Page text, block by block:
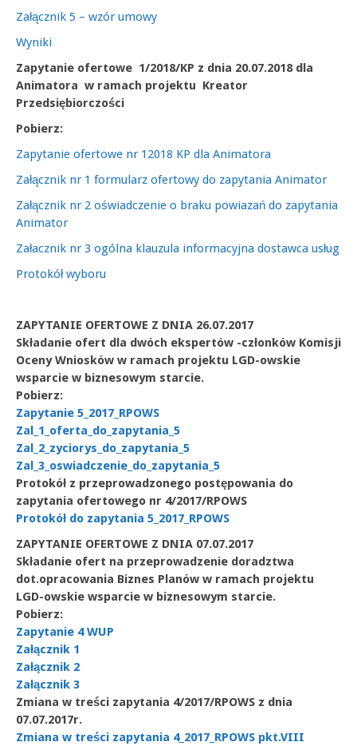
Załącznik 5 – wzór umowy
Wyniki
Zapytanie ofertowe 1/2018/KP z dnia 20.07.2018 dla
Animatora w ramach projektu Kreator
Przedsiębiorczości
Pobierz:
Zapytanie ofertowe nr 12018 KP dla Animatora
Załącznik nr 1 formularz ofertowy do zapytania Animator
Załącznik nr 2 oświadczenie o braku powiazań do zapytania
Animator
Załacznik nr 3 ogólna klauzula informacyjna dostawca usług
Protokół wyboru
ZAPYTANIE OFERTOWE Z DNIA 26.07.2017
Składanie ofert dla dwóch ekspertów -członków Komisji
Oceny Wniosków w ramach projektu LGD-owskie
wsparcie w biznesowym starcie.
Pobierz:
Zapytanie 5_2017_RPOWS
Zal_1_oferta_do_zapytania_5
Zal_2_zyciorys_do_zapytania_5
Zal_3_oswiadczenie_do_zapytania_5
Protokół z przeprowadzonego postępowania do
zapytania ofertowego nr 4/2017/RPOWS
Protokół do zapytania 5_2017_RPOWS
ZAPYTANIE OFERTOWE Z DNIA 07.07.2017
Składanie ofert na przeprowadzenie doradztwa
dot.opracowania Biznes Planów w ramach projektu
LGD-owskie wsparcie w biznesowym starcie.
Pobierz:
Zapytanie 4 WUP
Załącznik 1
Załącznik 2
Załącznik 3
Zmiana w treści zapytania 4/2017/RPOWS z dnia
07.07.2017r.
Zmiana w treści zapytania 4_2017_RPOWS pkt.VIII